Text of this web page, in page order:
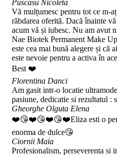
Puscasu Nicoleta
Vă mulțumesc pentru tot ce m-
răbdarea oferită. Dacă înainte
acum vă și iubesc. Nu am avut
Nae Biotek Permanent Make
este cea mai bună alegere și că
este nevoie pentru a activa în
Best ❤️
Florentina Danci
Am gasit intr-o locatie
pasiune, dedicatie si rezultatul :
Gheorghe Olguta Elena
❤️😘❤️😘❤️😘❤️Eliza esti o
enorma de dulce😘
Ciornii Maia
Profesionalism, perseverenta si